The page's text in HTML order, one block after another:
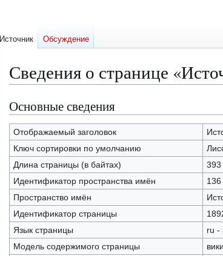
Сведения о странице
Перейти
к
навигации
Перейти
к
поиску
Основные сведения
Отображаемый заголовок
Ключ сортировки по умолчанию
Длина страницы (в байтах)
393
Идентификатор пространства имён
136
Пространство имён
Идентификатор страницы
Язык страницы
ru -
Модель содержимого страницы
Источник Обсуждение